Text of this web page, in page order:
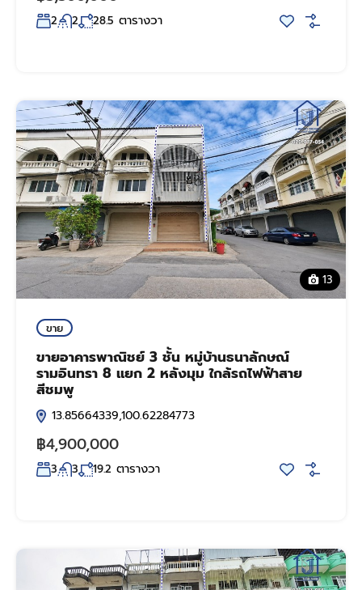
2 2 28.5 ตารางวา
13
ขาย
ขายอาคารพาณิชย์ 3 ชั้น หมู่บ้านธนาลักษณ์
รามอินทรา 8 แยก 2 หลังมุม ใกล้รถไฟฟ้าสาย
สีชมพู
13.85664339,100.62284773
฿4,900,000
3 3 19.2 ตารางวา